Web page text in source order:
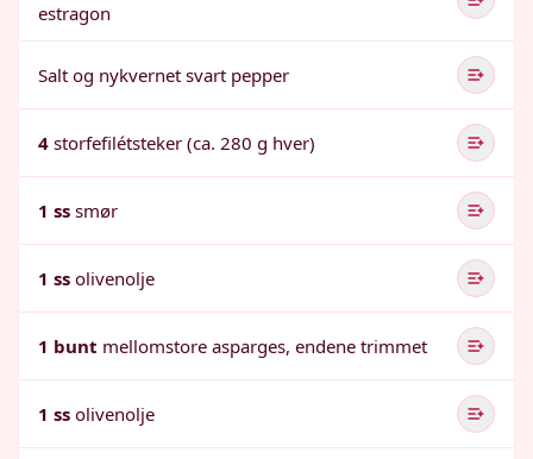
estragon
Salt og nykvernet svart pepper
4 storfefilétsteker (ca. 280 g hver)
1 ss smør
1 ss olivenolje
1 bunt mellomstore asparges, endene trimmet
1 ss olivenolje